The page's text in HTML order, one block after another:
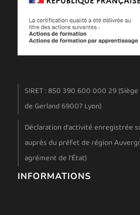
SIRET : 850 390 600 000 29
de Gerland 69007 Lyon)
Déclaration d'activité enregistrée
auprès du préfet de région
agrément de l'État)
INFORMATIONS